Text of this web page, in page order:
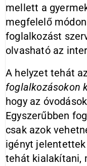
mellett a
megfelelő
foglalkozást
olvasható az
A helyzet tehát
foglalkozásokon
hogy az
Egyszerűbben
csak azok
igényt
tehát kialakítani,